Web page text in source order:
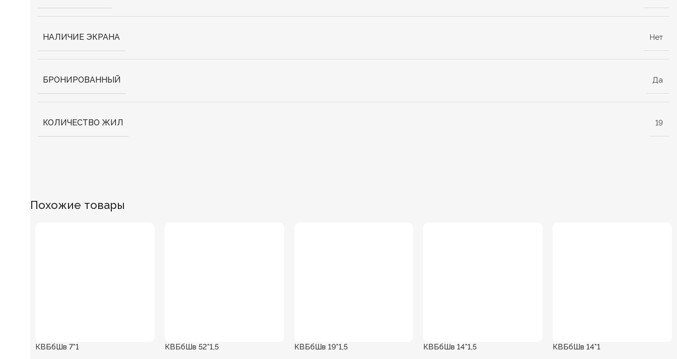
НАЛИЧИЕ ЭКРАНА Нет
БРОНИРОВАННЫЙ Да
КОЛИЧЕСТВО ЖИЛ 19
Похожие товары
КВБбШв 7*1 КВБбШв 52*1,5 КВБбШв 19*1,5 КВБбШв 14*1,5 КВБбШв 14*1